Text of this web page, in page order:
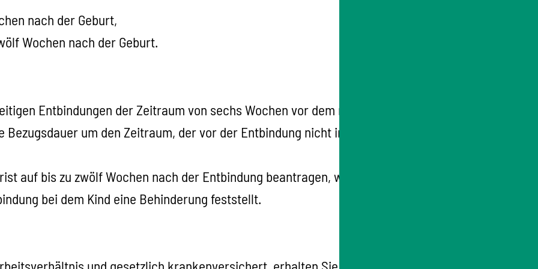
nach der Geburt,
Wochen nach der Geburt.
Entbindungen der Zeitraum von sechs Wochen vor dem mutmaßlichen Tag der
um den Zeitraum, der vor der Entbindung nicht in Anspruch genommen werden
auf bis zu zwölf Wochen nach der Entbindung beantragen, wenn ein Arzt oder eine Ärztin
bei dem Kind eine Behinderung feststellt.